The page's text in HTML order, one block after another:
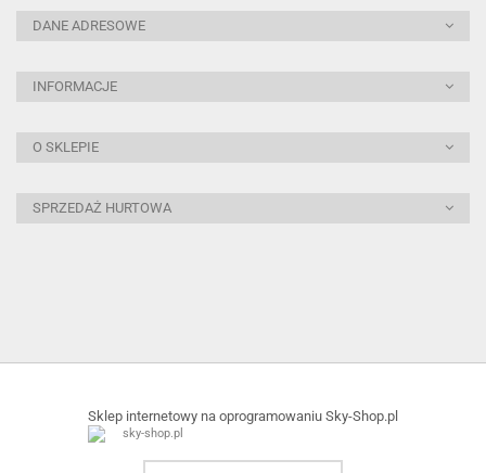
DANE ADRESOWE
INFORMACJE
O SKLEPIE
SPRZEDAŻ HURTOWA
Sklep internetowy na oprogramowaniu Sky-Shop.pl